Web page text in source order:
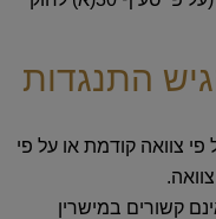
התנגדות
צוואה קודמת או על פי
קשורים במישרין